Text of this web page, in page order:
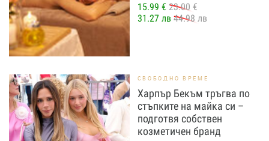
15.99 € 23.00 €
31.27 лв 44.98 лв
СВОБОДНО ВРЕМЕ
Харпър Бекъм тръгва по
стъпките на майка си –
подготвя собствен
козметичен бранд